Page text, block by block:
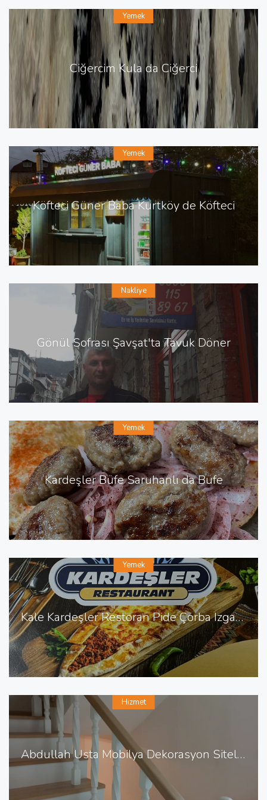
Ciğercim Kula da Ciğerci
Yemek
Köfteci Güner Baba Kurtköy de Köfteci
Yemek
Gönül Sofrası Şavşat'ta Tavuk Döner
Nakliye
Kardeşler Büfe Saruhanlı da Büfe
Yemek
Kale Kardeşler Restoran Pide Çorba Izgara Sulu Yemek
Yemek
Abdullah Usta Mobilya Dekorasyon Sitelerde Mobilya Dekorasyon
Hizmet